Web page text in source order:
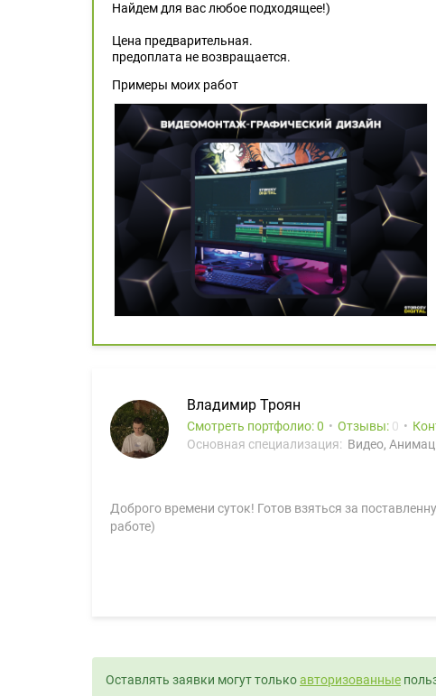
Найдем для вас любое подходящее!)
Цена предварительная.
предоплата не возвращается.
Примеры моих работ
Владимир Троян
Смотреть портфолио: 0 Отзывы: 0
Основная специализация: Видео,
Доброго времени суток! Готов взяться за
работе)
Оставлять заявки могут толькоавторизованные